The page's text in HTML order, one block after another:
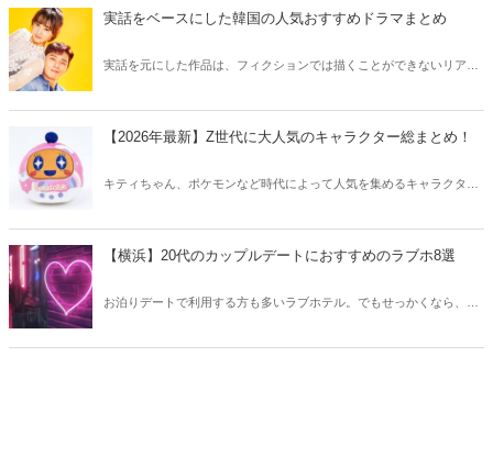
う。
実話をベースにした韓国の人気おすすめドラマまとめ
実話を元にした作品は、フィクションでは描くことができないリアル
【2026年最新】Z世代に大人気のキャラクター総まとめ！
キティちゃん、ポケモンなど時代によって人気を集めるキャラクター
クしてみましょう。
【横浜】20代のカップルデートにおすすめのラブホ8選
お泊りデートで利用する方も多いラブホテル。でもせっかくなら、キ